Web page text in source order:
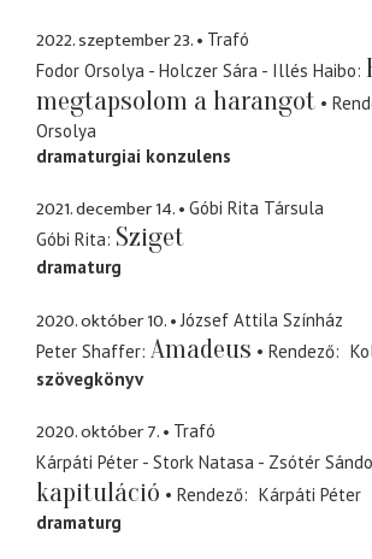
2022. szeptember 23.
Trafó
Fodor Orsolya - Holczer Sára - Illés Haibo
megtapsolom a harangot
Orsolya
dramaturgiai konzulens
2021. december 14.
Góbi Rita Társula
Góbi Rita Sziget
dramaturg
2020. október 10.
József Attila Színház
Peter Shaffer Amadeus Rendező
szövegkönyv
2020. október 7.
Trafó
Kárpáti Péter - Stork Natasa - Zsótér
kapituláció
Rendező
Kárpáti Péter
dramaturg